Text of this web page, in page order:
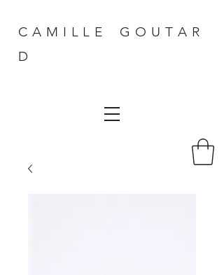
C A M I L L E G O U T A R
D